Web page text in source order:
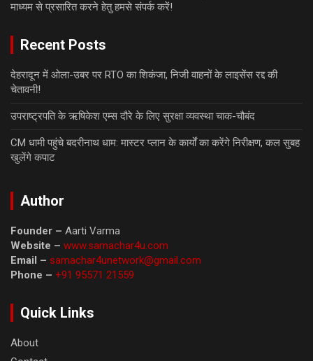
माध्यम से प्रसारित करने हेतु हमसे संपर्क करें!
Recent Posts
देहरादून में ओला-उबर पर RTO का शिकंजा, निजी वाहनों के लाइसेंस रद्द की
चेतावनी!
उपराष्ट्रपति के ऋषिकेश एम्स दौरे के लिए सुरक्षा व्यवस्था चाक-चौबंद
CM धामी पहुंचे बदरीनाथ धाम: मास्टर प्लान के कार्यों का करेंगे निरीक्षण, कल सुबह
खुलेंगे कपाट
Author
Founder – Aarti Varma
Website – www.samachar4u.com
Email – samachar4unetwork@gmail.com
Phone – +91 95571 21559
Quick Links
About